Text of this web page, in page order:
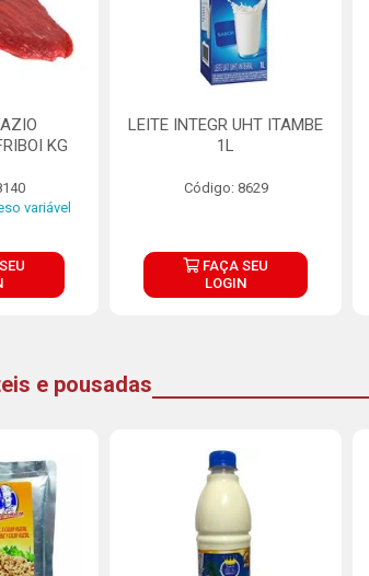
KG
variável
LEITE INTEGR UHT ITAMBE
1L
Código: 8629
FAÇA SEU
LOGIN
e pousadas